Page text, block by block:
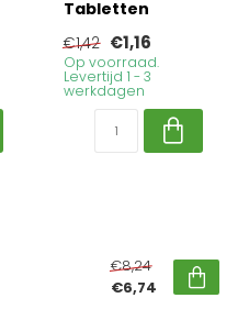
Tabletten
€1,42 €1,16
Op voorraad.
Levertijd 1 - 3
werkdagen
€8,24
€6,74